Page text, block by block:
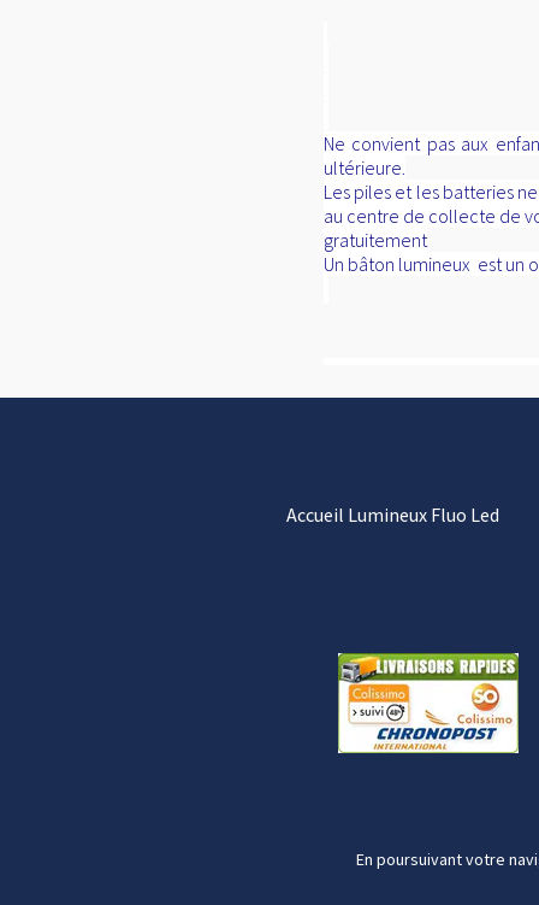
Accueil Lumineux Fluo Led
En poursuivant votre
Ne convient pas aux
ultérieure.
Les piles et les batteries
au centre de collecte de
gratuitement
Un bâton lumineux est un